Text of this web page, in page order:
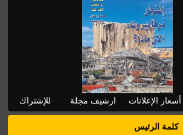
للإشتراك ارشيف مجلة أسعار الإعلانات
كلمة الرئيس